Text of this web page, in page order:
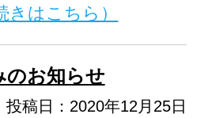
きはこちら）
のお知らせ
投稿日：2020年12月25日